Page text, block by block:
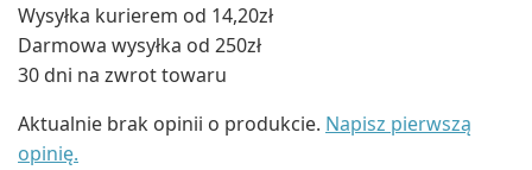
Wysyłka kurierem od 14,20zł
Darmowa wysyłka od 250zł
30 dni na zwrot towaru
Aktualnie brak opinii o produkcie. Napisz pierwszą
opinię.